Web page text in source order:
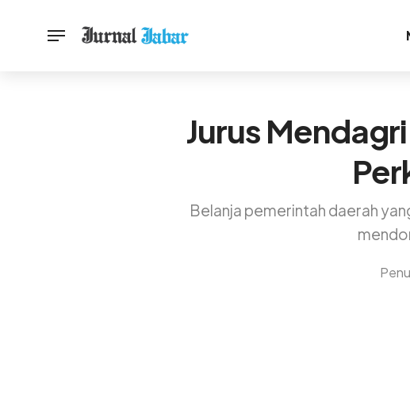
Jurus
Belanja pemerintah daerah